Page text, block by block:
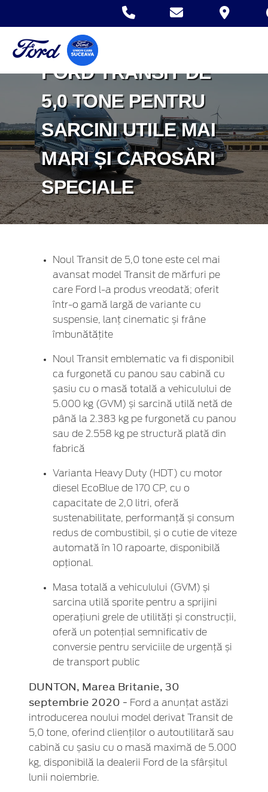
AUTOUTILITARĂ DE
PÂNĂ ACUM - UN
FORD TRANSIT DE
5,0 TONE PENTRU
SARCINI UTILE MAI
MARI ȘI CAROSĂRI
SPECIALE
Noul Transit de 5,0 tone este cel mai
avansat model Transit de mărfuri pe
care Ford l-a produs vreodată; oferit
într-o gamă largă de variante cu
suspensie, lanț cinematic și frâne
îmbunătățite
Noul Transit emblematic va fi disponibil
ca furgonetă cu panou sau cabină cu
șasiu cu o masă totală a vehiculului de
5.000 kg (GVM) și sarcină utilă netă de
până la 2.383 kg pe furgonetă cu panou
sau de 2.558 kg pe structură plată din
fabrică
Varianta Heavy Duty (HDT) cu motor
diesel EcoBlue de 170 CP, cu o
capacitate de 2,0 litri, oferă
sustenabilitate, performanță și consum
redus de combustibil, și o cutie de viteze
automată în 10 rapoarte, disponibilă
opțional.
Masa totală a vehiculului (GVM) și
sarcina utilă sporite pentru a sprijini
operațiuni grele de utilități și construcții,
oferă un potențial semnificativ de
conversie pentru serviciile de urgență și
de transport public
DUNTON, Marea Britanie, 30
septembrie 2020 - Ford a anunțat astăzi
introducerea noului model derivat Transit de
5,0 tone, oferind clienților o autoutilitară sau
cabină cu șasiu cu o masă maximă de 5.000
kg, disponibilă la dealerii Ford de la sfârșitul
lunii noiembrie.